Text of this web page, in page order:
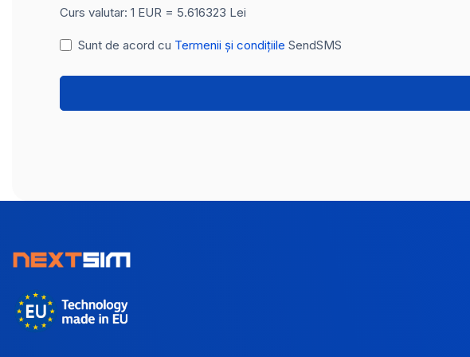
Curs valutar: 1 EUR = 5.616323 Lei
Sunt de acord cu Termenii și condițiile SendSMS